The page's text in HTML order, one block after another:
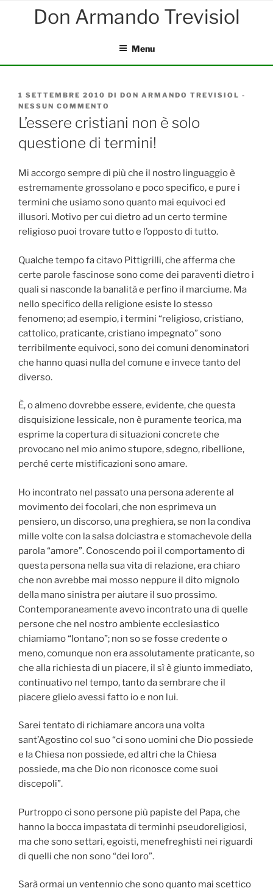
Menu
PUBBLICATO
IL
1 SETTEMBRE 2010 DI DON ARMANDO TREVISIOL -
NESSUN COMMENTO
L’ESSERE
CRISTIANI
NON
È
QUESTIONE
DI
TERMINI!
L’essere cristiani non è solo
questione di termini!
Mi accorgo sempre di più che il nostro linguaggio è
estremamente grossolano e poco specifico, e pure i
termini che usiamo sono quanto mai equivoci ed
illusori. Motivo per cui dietro ad un certo termine
religioso puoi trovare tutto e l’opposto di tutto.
Qualche tempo fa citavo Pittigrilli, che afferma che
certe parole fascinose sono come dei paraventi dietro i
quali si nasconde la banalità e perfino il marciume. Ma
nello specifico della religione esiste lo stesso
fenomeno; ad esempio, i termini “religioso, cristiano,
cattolico, praticante, cristiano impegnato” sono
terribilmente equivoci, sono dei comuni denominatori
che hanno quasi nulla del comune e invece tanto del
diverso.
È, o almeno dovrebbe essere, evidente, che questa
disquisizione lessicale, non è puramente teorica, ma
esprime la copertura di situazioni concrete che
provocano nel mio animo stupore, sdegno, ribellione,
perché certe mistificazioni sono amare.
Ho incontrato nel passato una persona aderente al
movimento dei focolari, che non esprimeva un
pensiero, un discorso, una preghiera, se non la condiva
mille volte con la salsa dolciastra e stomachevole della
parola “amore”. Conoscendo poi il comportamento di
questa persona nella sua vita di relazione, era chiaro
che non avrebbe mai mosso neppure il dito mignolo
della mano sinistra per aiutare il suo prossimo.
Contemporaneamente avevo incontrato una di quelle
persone che nel nostro ambiente ecclesiastico
chiamiamo “lontano”; non so se fosse credente o
meno, comunque non era assolutamente praticante, so
che alla richiesta di un piacere, il sì è giunto immediato,
continuativo nel tempo, tanto da sembrare che il
piacere glielo avessi fatto io e non lui.
Sarei tentato di richiamare ancora una volta
sant’Agostino col suo “ci sono uomini che Dio possiede
e la Chiesa non possiede, ed altri che la Chiesa
possiede, ma che Dio non riconosce come suoi
discepoli”.
Purtroppo ci sono persone più papiste del Papa, che
hanno la bocca impastata di terminhi pseudoreligiosi,
ma che sono settari, egoisti, menefreghisti nei riguardi
di quelli che non sono “dei loro”.
Sarà ormai un ventennio che sono quanto mai scettico